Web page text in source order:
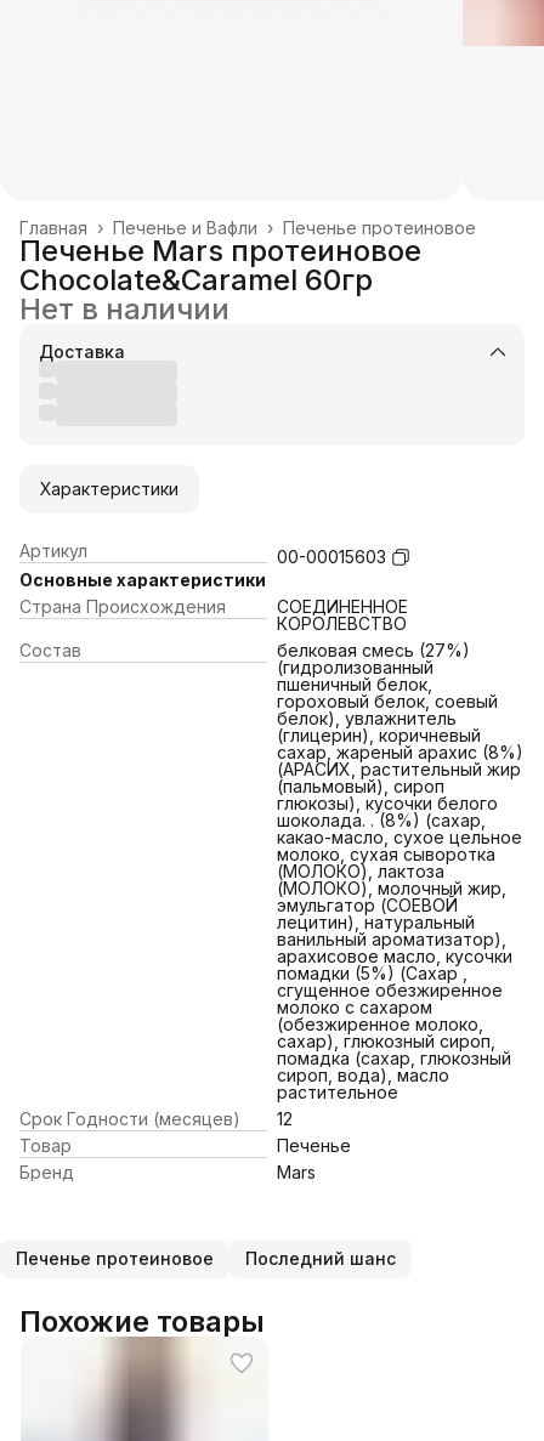
Печенье протеиновое
Печенье и Вафли ›
Главная ›
Печенье Mars протеиновое
Chocolate&Caramel 60гр
Нет в наличии
Доставка
Характеристики
Артикул
00-00015603
Основные характеристики
Страна Происхождения
СОЕДИНЕННОЕ
КОРОЛЕВСТВО
Состав
белковая смесь (27%)
(гидролизованный
пшеничный белок,
гороховый белок, соевый
белок), увлажнитель
(глицерин), коричневый
сахар, жареный арахис (8%)
(АРАСИХ, растительный жир
(пальмовый), сироп
глюкозы), кусочки белого
шоколада. . (8%) (сахар,
какао-масло, сухое цельное
молоко, сухая сыворотка
(МОЛОКО), лактоза
(МОЛОКО), молочный жир,
эмульгатор (СОЕВОЙ
лецитин), натуральный
ванильный ароматизатор),
арахисовое масло, кусочки
помадки (5%) (Сахар ,
сгущенное обезжиренное
молоко с сахаром
(обезжиренное молоко,
сахар), глюкозный сироп,
помадка (сахар, глюкозный
сироп, вода), масло
растительное
Срок Годности (месяцев)
12
Товар
Печенье
Бренд
Mars
Печенье протеиновое Последний шанс
Похожие товары